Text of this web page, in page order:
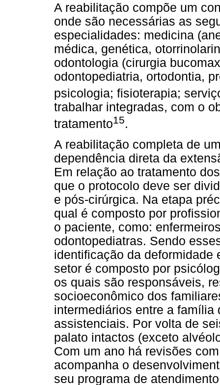
A reabilitação compõe um
onde são necessárias as
especialidades: medicina
médica, genética,
odontologia (cirurgia
odontopediatria, ortodontia,
psicologia; fisioterapia;
trabalhar integradas, com o
tratamento15.
A reabilitação completa de
dependência direta da
Em relação ao tratamento
que o protocolo deve ser
e pós-cirúrgica. Na etapa
qual é composto por
o paciente, como:
odontopediatras. Sendo
identificação da deformidade
setor é composto por
os quais são responsáveis,
socioeconômico dos
intermediários entre a
assistenciais. Por volta de
palato intactos (exceto
Com um ano há revisões
acompanha o
seu programa de